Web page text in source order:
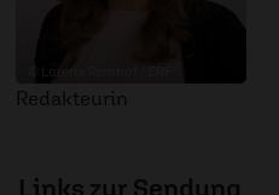
Redakteurin
Links zur Sendung